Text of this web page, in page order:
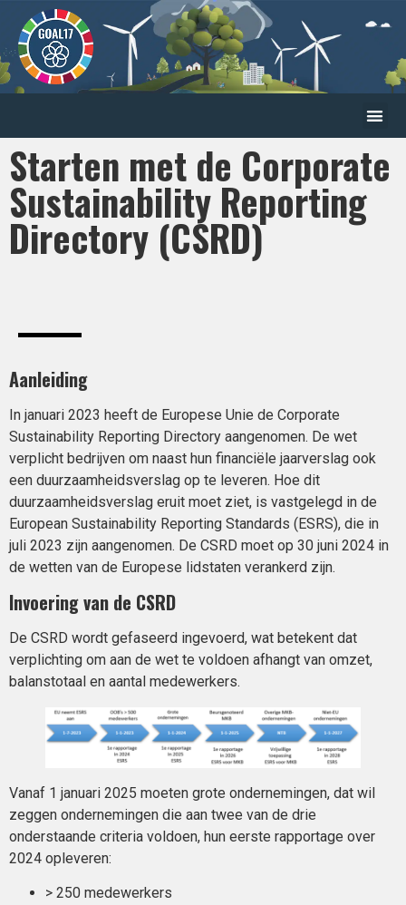
Starten met de Corporate
Sustainability Reporting
Directory (CSRD)
Aanleiding
In januari 2023 heeft de Europese Unie de Corporate
Sustainability Reporting Directory aangenomen. De wet
verplicht bedrijven om naast hun financiële jaarverslag ook
een duurzaamheidsverslag op te leveren. Hoe dit
duurzaamheidsverslag eruit moet ziet, is vastgelegd in de
European Sustainability Reporting Standards (ESRS), die in
juli 2023 zijn aangenomen. De CSRD moet op 30 juni 2024 in
de wetten van de Europese lidstaten verankerd zijn.
Invoering van de CSRD
De CSRD wordt gefaseerd ingevoerd, wat betekent dat
verplichting om aan de wet te voldoen afhangt van omzet,
balanstotaal en aantal medewerkers.
Vanaf 1 januari 2025 moeten grote ondernemingen, dat wil
zeggen ondernemingen die aan twee van de drie
onderstaande criteria voldoen, hun eerste rapportage over
2024 opleveren:
> 250 medewerkers